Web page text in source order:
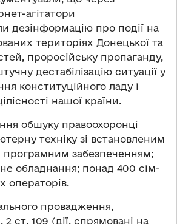
агітатори
дезінформацію про події на
територіях Донецької та
проросійську пропаганду,
дестабілізацію ситуації у
конституційного ладу і
нашої країни.
обшуку правоохоронці
техніку зі встановленим
програмним забезпеченням;
обладнання; понад 400 сім-
операторів.
провадження,
2 ст. 109 (дії, спрямовані на